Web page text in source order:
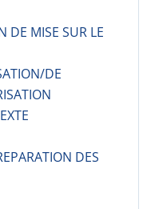
DE MISE SUR LE
DE
DES